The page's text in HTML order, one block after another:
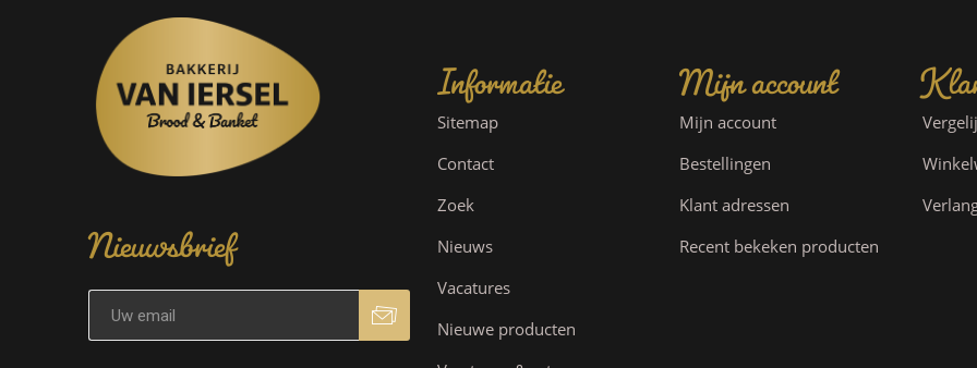
Nieuwsbrief
Informatie
Sitemap
Contact
Zoek
Nieuws
Vacatures
Nieuwe producten
Mijn account
Mijn account
Bestellingen
Klant adressen
Recent bekeken producten